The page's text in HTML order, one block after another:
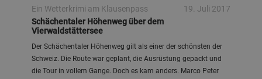
Ein Wetterkrimi am Klausenpass
19. Juli 2017
Schächentaler Höhenweg über dem
Vierwaldstättersee
Der Schächentaler Höhenweg gilt als einer der schönsten der
Schweiz. Die Route war geplant, die Ausrüstung gepackt und
die Tour in vollem Gange. Doch es kam anders. Marco Peter